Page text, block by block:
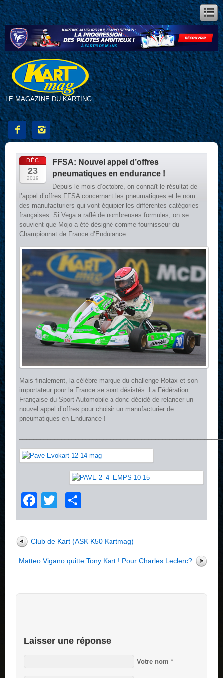
LE MAGAZINE DU KARTING
 
DÉC
23
2019
FFSA: Nouvel appel d’offres
pneumatiques en endurance !
Depuis le mois d’octobre, on connaît le résultat de
l’appel d’offres FFSA concernant les pneumatiques et le nom
des manufacturiers qui vont équipier les différentes catégories
françaises. Si Vega a raflé de nombreuses formules, on se
souvient que Mojo a été désigné comme fournisseur du
Championnat de France d’Endurance.
Mais finalement, la célèbre marque du challenge Rotax et son
importateur pour la France se sont désistés. La Fédération
Française du Sport Automobile a donc décidé de relancer un
nouvel appel d’offres pour choisir un manufacturier de
pneumatiques en Endurance !
Facebook
Twitter
Club de Kart (ASK K50 Kartmag)
Matteo Vigano quitte Tony Kart ! Pour Charles Leclerc?
Laisser une réponse
Votre nom *